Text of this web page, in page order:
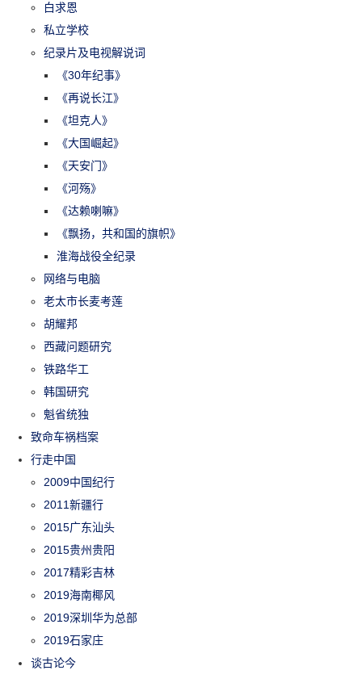
白求恩
私立学校
纪录片及电视解说词
《30年纪事》
《再说长江》
《坦克人》
《大国崛起》
《天安门》
《河殇》
《达赖喇嘛》
《飘扬，共和国的旗帜》
淮海战役全纪录
网络与电脑
老太市长麦考莲
胡耀邦
西藏问题研究
铁路华工
韩国研究
魁省统独
致命车祸档案
行走中国
2009中国纪行
2011新疆行
2015广东汕头
2015贵州贵阳
2017精彩吉林
2019海南椰风
2019深圳华为总部
2019石家庄
谈古论今